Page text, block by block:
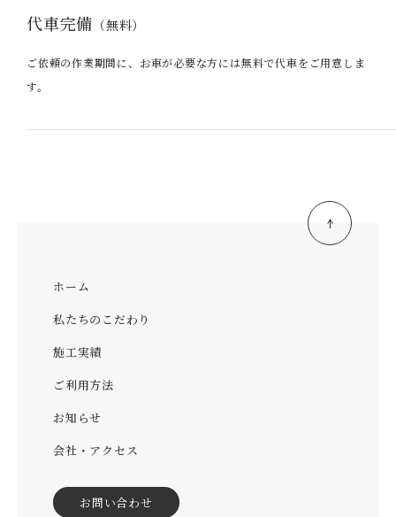
代車完備 （無料）
ご依頼の作業期間に、お車が必要な方には無料で代車をご用意しま
す。
ホーム
私たちのこだわり
施工実績
ご利用方法
お知らせ
会社・アクセス
お問い合わせ